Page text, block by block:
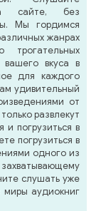
сайте, без
Мы гордимся
жанрах
вашего вкуса в
для каждого
удивительный
от
развлекут
и погрузиться в
погрузиться в
одного из
слушать уже
миры аудиокниг